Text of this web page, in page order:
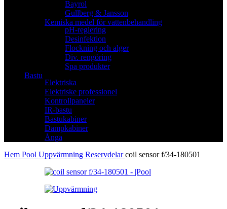
Bayrol
Gullberg & Jansson
Kemiska medel för vattenbehandling
pH-reglering
Desinfektion
Flockning och alger
Div. rengöring
Spa produkter
Bastu
Elektriska
Elektriske professionel
Kontrollpaneler
IR-bastu
Bastukabiner
Dampkabiner
Ånga
Hem Pool Uppvärmning Reservdelarcoil sensor f/34-180501